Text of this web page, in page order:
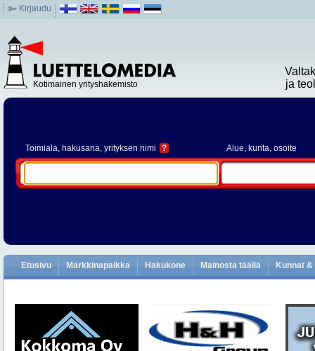
Kirjaudu
Kotimainen yrityshakemisto
ja
Toimiala, hakusana, yrityksen nimi ? Alue, kunta, osoite
Etusivu Markkinapaikka Hakukone Mainosta täällä Kunnat